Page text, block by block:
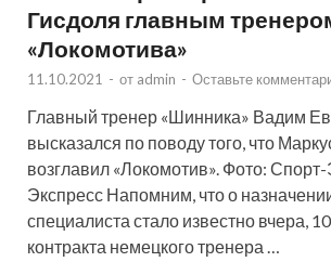
Гисдоля главным
«Локомотива»
11.10.2021 - от admin - Оставьте
Главный тренер «Шинника» Вадим
высказался по поводу того, что
возглавил «Локомотив». Фото:
Экспресс Напомним, что о
специалиста стало известно вчера,
контракта немецкого тренера …